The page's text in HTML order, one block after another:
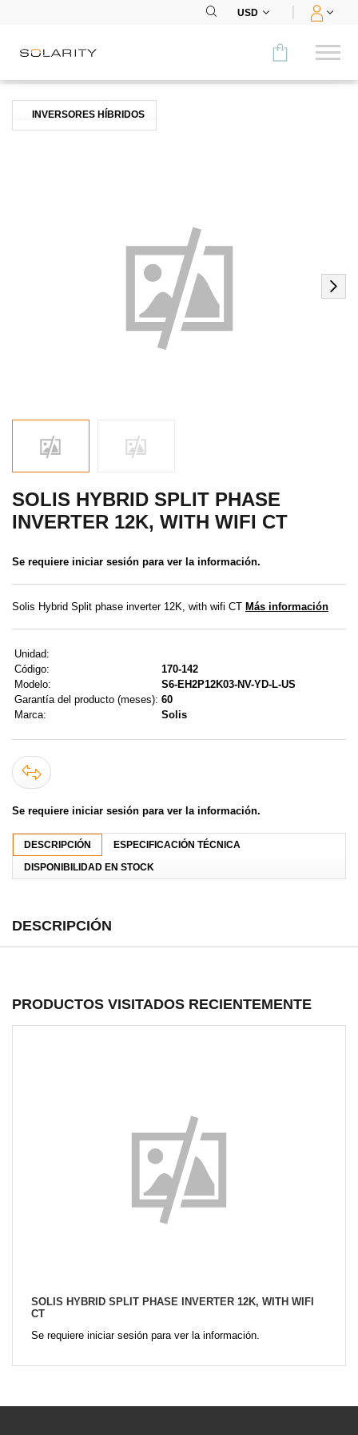
USD
Registro
Iniciar sesión
Olvidé mi contraseña
INVERSORES HÍBRIDOS
SOLIS HYBRID SPLIT PHASE
INVERTER 12K, WITH WIFI CT
Se requiere iniciar sesión para ver la información.
Solis Hybrid Split phase inverter 12K, with wifi CT Más información
Unidad:
Código:
170-142
Modelo:
S6-EH2P12K03-NV-YD-L-US
Garantía del producto (meses): 60
Marca:
Solis
Se requiere iniciar sesión para ver la información.
DESCRIPCIÓN
ESPECIFICACIÓN TÉCNICA
DISPONIBILIDAD EN STOCK
DESCRIPCIÓN
PRODUCTOS VISITADOS RECIENTEMENTE
SOLIS HYBRID SPLIT PHASE INVERTER 12K, WITH WIFI
CT
Se requiere iniciar sesión para ver la información.